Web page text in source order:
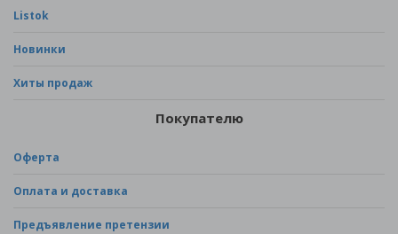
Listok
Новинки
Хиты продаж
Покупателю
Оферта
Оплата и доставка
Предъявление претензии